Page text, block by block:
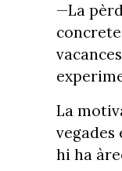
—La
La
hi ha